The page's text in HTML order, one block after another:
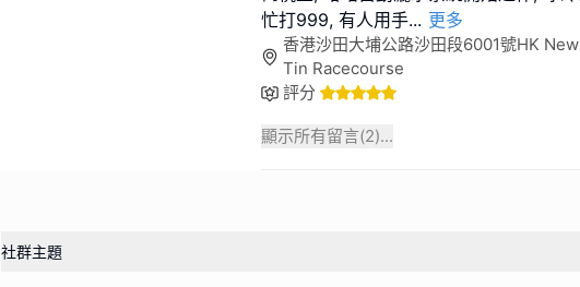
忙打999, 有人用手... 更多
香港沙田大埔公路沙田段6001號HK
Tin Racecourse
評分
顯示所有留言(2)...
社群主題